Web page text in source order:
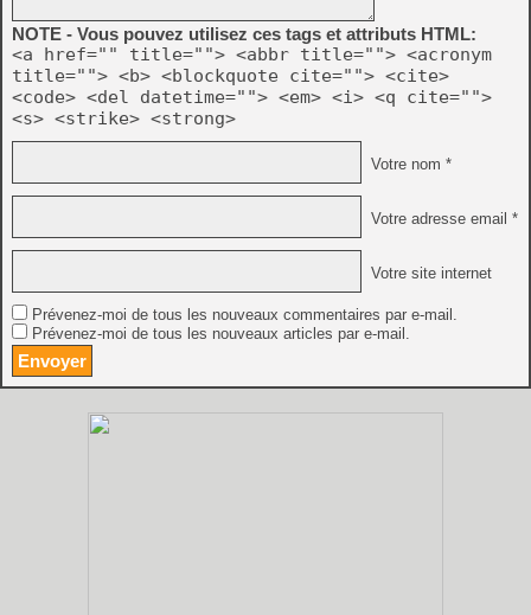
NOTE - Vous pouvez utilisez ces tags et attributs HTML:
<a href="" title=""> <abbr title=""> <acronym
title=""> <b> <blockquote cite=""> <cite>
<code> <del datetime=""> <em> <i> <q cite="">
<s> <strike> <strong>
Votre nom *
Votre adresse email *
Votre site internet
Prévenez-moi de tous les nouveaux commentaires par e-mail.
Prévenez-moi de tous les nouveaux articles par e-mail.